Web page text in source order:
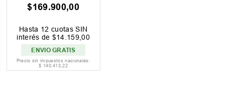
$169.900,00
Hasta 12 cuotas SIN
interés de $14 159 ,00
ENVIO GRATIS
Precio sin impuestos nacionales:
$ 140.413,22